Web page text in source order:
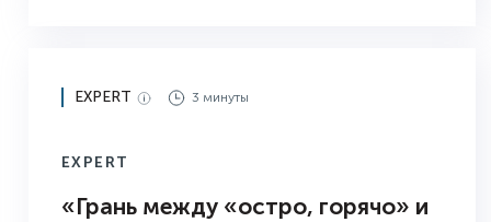
EXPERT 3 минуты
EXPERT
«Грань между «остро, горячо» и